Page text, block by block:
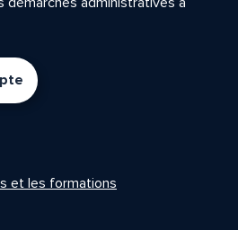
et les formations